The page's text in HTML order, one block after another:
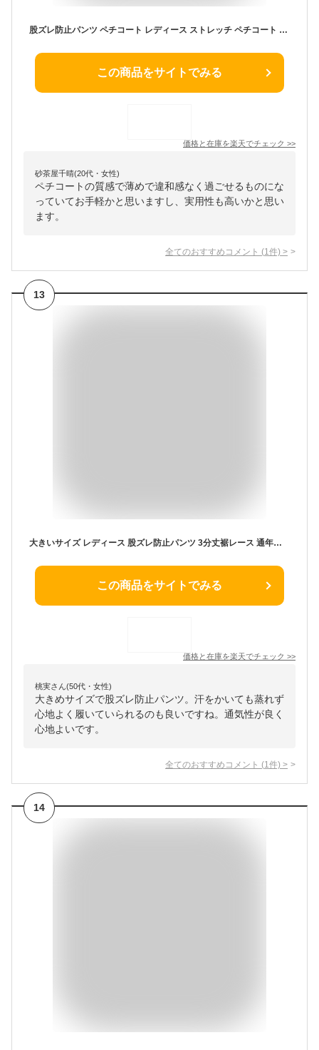
股ズレ防止パンツ ペチコート レディース ストレッチ ペチコート 裾レース 大きいサイズ 3分丈 股擦れ 下着 薄手 短パン
この商品をサイトでみる
価格と在庫を楽天でチェック >>
砂茶屋千晴(20代・女性)
ペチコートの質感で薄めで違和感なく過ごせるものにな
っていてお手軽かと思いますし、実用性も高いかと思い
ます。
全てのおすすめコメント (1 件) >
13
大きいサイズ レディース 股ズレ防止パンツ 3分丈裾レース 通年用 股ズレ 股ずれ インナー ぺチパンツ ペチ パンツ ショーツ スパッツ 股擦れ 股づれ ストレッチ ウエストゴム ペチコート レギンス 3分丈 ブラック 黒 ベージュ 肌色 レース 春 夏 秋 冬 LL 2L 3L 4L 5L 6L
この商品をサイトでみる
価格と在庫を楽天でチェック >>
桃実さん(50代・女性)
大きめサイズで股ズレ防止パンツ。汗をかいても蒸れず
心地よく履いていられるのも良いですね。通気性が良く
心地よいです。
全てのおすすめコメント (1 件) >
14